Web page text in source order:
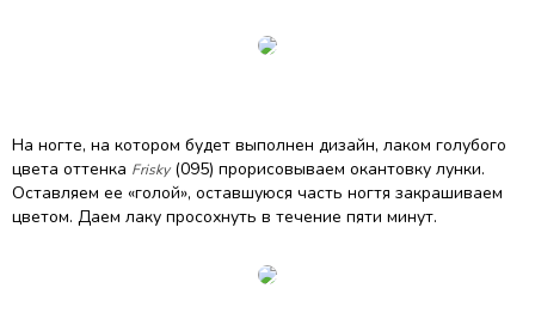
На ногте, на котором будет выполнен дизайн, лаком голубого
цвета оттенка Frisky(095) прорисовываем окантовку лунки.
Оставляем ее «голой», оставшуюся часть ногтя закрашиваем
цветом. Даем лаку просохнуть в течение пяти минут.